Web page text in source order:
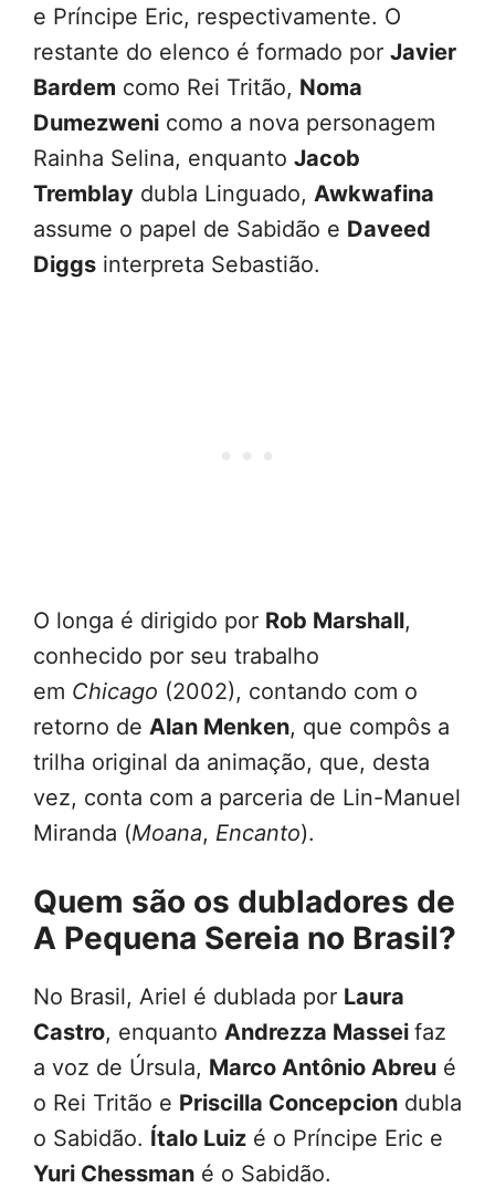
e Príncipe Eric, respectivamente. O
restante do elenco é formado por Javier
Bardem como Rei Tritão, Noma
Dumezweni como a nova personagem
Rainha Selina, enquanto Jacob
Tremblay dubla Linguado, Awkwafina
assume o papel de Sabidão e Daveed
Diggs interpreta Sebastião.
O longa é dirigido por Rob Marshall,
conhecido por seu trabalho
em Chicago (2002), contando com o
retorno de Alan Menken, que compôs a
trilha original da animação, que, desta
vez, conta com a parceria de Lin-Manuel
Miranda (Moana, Encanto).
Quem são os dubladores de
A Pequena Sereia no Brasil?
No Brasil, Ariel é dublada por Laura
Castro, enquanto Andrezza Massei faz
a voz de Úrsula, Marco Antônio Abreu é
o Rei Tritão e Priscilla Concepcion dubla
o Sabidão. Ítalo Luiz é o Príncipe Eric e
Yuri Chessman é o Sabidão.